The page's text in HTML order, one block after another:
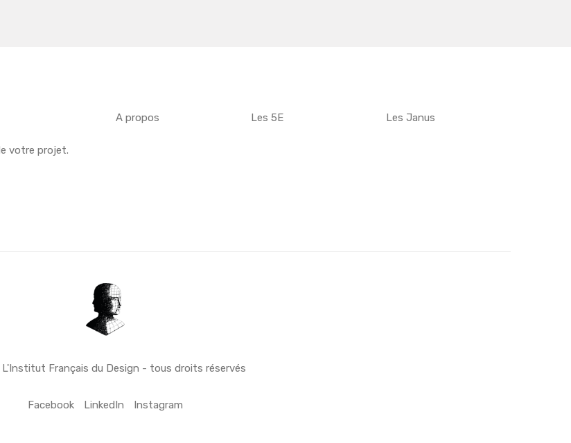
votre projet.
A propos Les 5E Les Janus
Français du Design - tous droits réservés
Facebook LinkedIn Instagram